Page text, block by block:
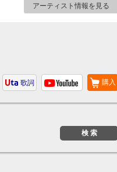
アーティスト情報を見る
購入
歌詞